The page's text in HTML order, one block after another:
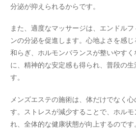
分泌が抑えられるからです。
また、適度なマッサージは、エンドル
ンの分泌を促進します。心地よさを感
和らぎ、ホルモンバランスが整いやす
に、精神的な安定感も得られ、普段の
す。
メンズエステの施術は、体だけでなく
す。ストレスが減少することで、ホル
れ、全体的な健康状態が向上するので